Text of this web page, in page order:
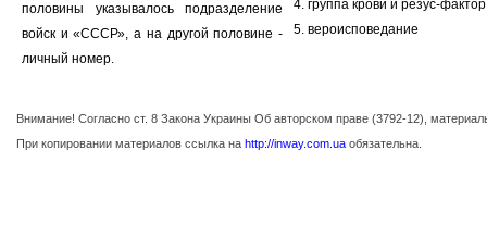
половины указывалось подразделение
войск и «СССР», а на другой половине -
личный номер.
4. группа крови и резус-
5. вероисповедание
Внимание! Согласно ст. 8 Закона Украины Об авторском праве (3792-12),
При копировании материалов ссылка на http://inway.com.ua обязательна.